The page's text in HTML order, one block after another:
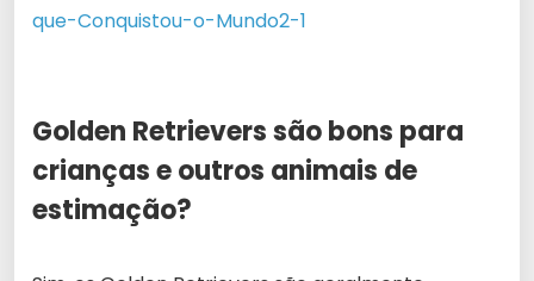
que-Conquistou-o-Mundo2-1
Golden Retrievers são bons para
crianças e outros animais de
estimação?